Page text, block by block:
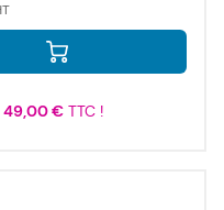
49,00 €TTC !